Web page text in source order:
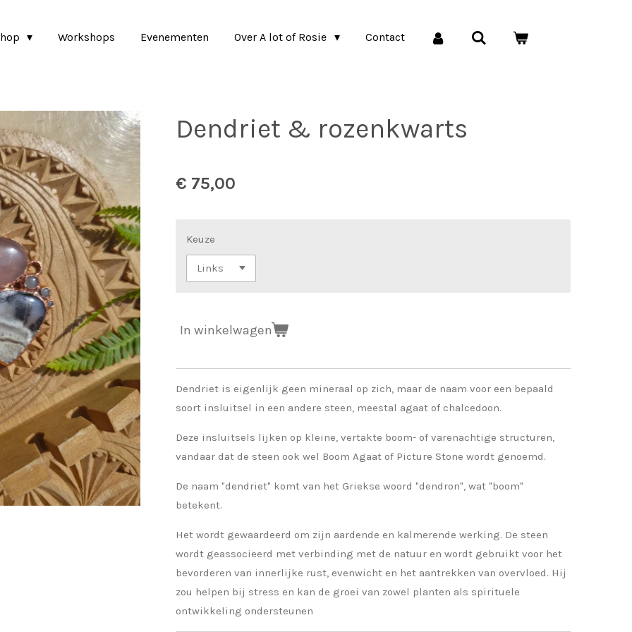
Workshops Evenementen Over A lot of Rosie Contact
Dendriet & rozenkwarts
€ 75,00
Keuze
In winkelwagen
Dendriet is eigenlijk geen mineraal op zich, maar de naam voor een bepaald
soort insluitsel in een andere steen, meestal agaat of chalcedoon.
Deze insluitsels lijken op kleine, vertakte boom- of varenachtige structuren,
vandaar dat de steen ook wel Boom Agaat of Picture Stone wordt genoemd.
De naam "dendriet" komt van het Griekse woord "dendron", wat "boom"
betekent.
Het wordt gewaardeerd om zijn aardende en kalmerende werking. De steen
wordt geassocieerd met verbinding met de natuur en wordt gebruikt voor het
bevorderen van innerlijke rust, evenwicht en het aantrekken van overvloed. Hij
zou helpen bij stress en kan de groei van zowel planten als spirituele
ontwikkeling ondersteunen